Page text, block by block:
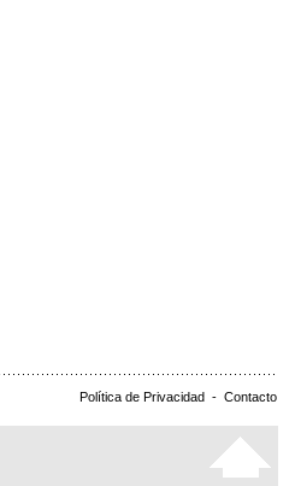
Política de Privacidad - Contacto